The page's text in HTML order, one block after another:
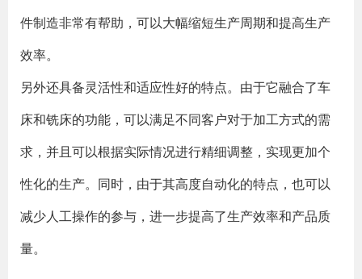
件制造非常有帮助，可以大幅缩短生产周期和提高生产
效率。
另外还具备灵活性和适应性好的特点。由于它融合了车
床和铣床的功能，可以满足不同客户对于加工方式的需
求，并且可以根据实际情况进行精细调整，实现更加个
性化的生产。同时，由于其高度自动化的特点，也可以
减少人工操作的参与，进一步提高了生产效率和产品质
量。